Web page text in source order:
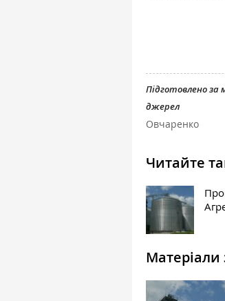
Підготовлено
джерел
Овчаренко
Читайте